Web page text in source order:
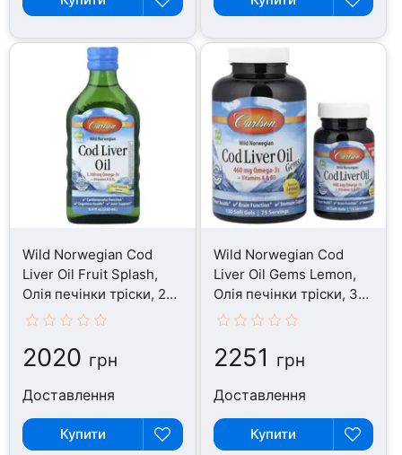
Wild Norwegian Cod
Liver Oil Fruit Splash,
Олія печінки тріски, 250
мл
2020 грн
Доставлення
Купити
Wild Norwegian Cod
Liver Oil Gems Lemon,
Олія печінки тріски, 30
капсул
2251 грн
Доставлення
Купити